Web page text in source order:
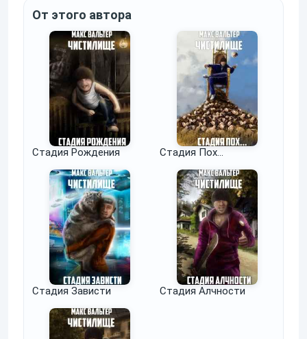
От этого автора
Стадия Рождения Стадия Пох...
Стадия Зависти Стадия Алчности